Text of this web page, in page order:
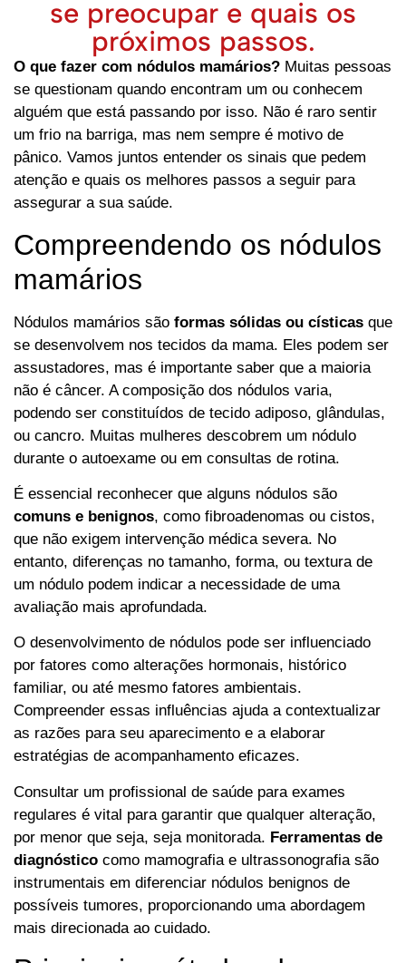
se preocupar e quais os
próximos passos.
O que fazer com nódulos mamários? Muitas pessoas
se questionam quando encontram um ou conhecem
alguém que está passando por isso. Não é raro sentir
um frio na barriga, mas nem sempre é motivo de
pânico. Vamos juntos entender os sinais que pedem
atenção e quais os melhores passos a seguir para
assegurar a sua saúde.
Compreendendo os nódulos
mamários
Nódulos mamários são formas sólidas ou císticas que
se desenvolvem nos tecidos da mama. Eles podem ser
assustadores, mas é importante saber que a maioria
não é câncer. A composição dos nódulos varia,
podendo ser constituídos de tecido adiposo, glândulas,
ou cancro. Muitas mulheres descobrem um nódulo
durante o autoexame ou em consultas de rotina.
É essencial reconhecer que alguns nódulos são
comuns e benignos, como fibroadenomas ou cistos,
que não exigem intervenção médica severa. No
entanto, diferenças no tamanho, forma, ou textura de
um nódulo podem indicar a necessidade de uma
avaliação mais aprofundada.
O desenvolvimento de nódulos pode ser influenciado
por fatores como alterações hormonais, histórico
familiar, ou até mesmo fatores ambientais.
Compreender essas influências ajuda a contextualizar
as razões para seu aparecimento e a elaborar
estratégias de acompanhamento eficazes.
Consultar um profissional de saúde para exames
regulares é vital para garantir que qualquer alteração,
por menor que seja, seja monitorada. Ferramentas de
diagnóstico como mamografia e ultrassonografia são
instrumentais em diferenciar nódulos benignos de
possíveis tumores, proporcionando uma abordagem
mais direcionada ao cuidado.